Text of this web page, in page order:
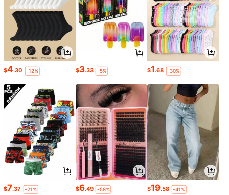
$4.30 -12% $3.33 -5% $1.68 -30%
$7.37 -21% $6.49 -58% $19.58 -41%